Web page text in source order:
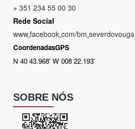
+ 351 234 55 00 30
Rede Social
www.facebook.com/bm.severdovouga
CoordenadasGPS
N 40 43.968' W 008 22.193'
SOBRE NÓS